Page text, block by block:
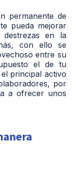
permanente de
pueda mejorar
destrezas en la
con ello se
entre su
el de tu
principal activo
por
a ofrecer unos